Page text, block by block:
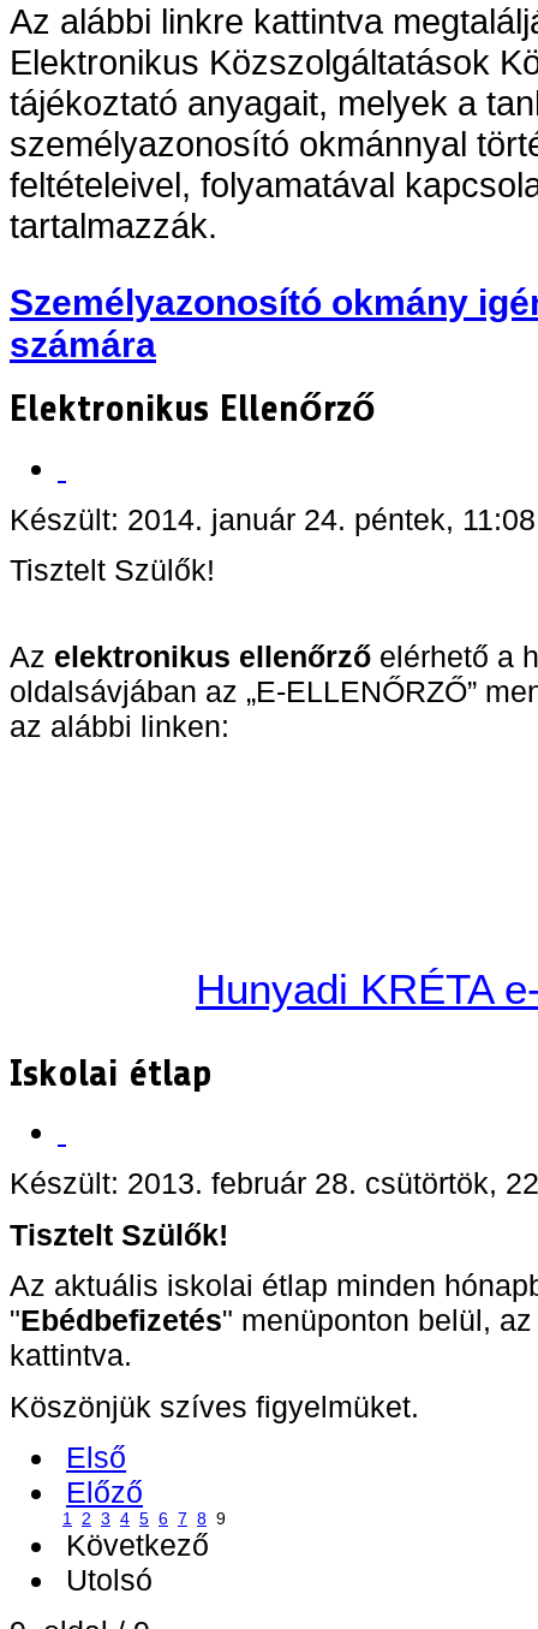
Az alábbi linkre kattintva
Elektronikus Közszolgáltatások
tájékoztató anyagait, melyek a
személyazonosító okmánnyal
feltételeivel, folyamatával
tartalmazzák.
Személyazonosító okmány
számára
Elektronikus Ellenőrző
Készült: 2014. január 24. péntek, 11:08
Tisztelt Szülők!
Az elektronikus ellenőrző elérhető a
oldalsávjában az „E-ELLENŐRZŐ”
az alábbi linken:
Hunyadi KRÉTA
Iskolai étlap
Készült: 2013. február 28. csütörtök,
Tisztelt Szülők!
Az aktuális iskolai étlap minden
"Ebédbefizetés" menüponton belül, az
kattintva.
Köszönjük szíves figyelmüket.
Első
Előző
1 2 3 4 5 6 7 8 9
Következő
Utolsó